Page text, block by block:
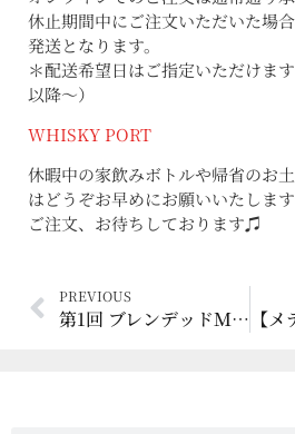
休止期間中にご注文いただいた場
発送となります。
＊配送希望日はご指定いただけま
以降〜）
WHISKY PORT
休暇中の家飲みボトルや帰省のお
はどうぞお早めにお願いいたします
ご注文、お待ちしております♫
PREVIOUS
第1回 ブレンデッドＭ フォトコンテスト 開催！